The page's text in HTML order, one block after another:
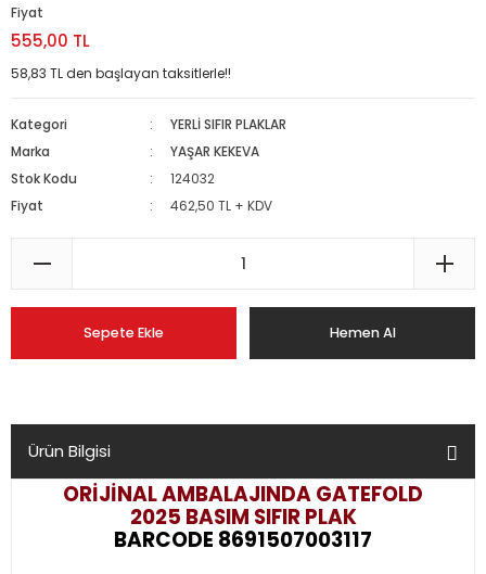
Fiyat
555,00 TL
58,83 TL den başlayan taksitlerle!!
Kategori
YERLİ SIFIR PLAKLAR
Marka
YAŞAR KEKEVA
Stok Kodu
124032
Fiyat
462,50 TL + KDV
Sepete Ekle Hemen Al
Ürün Bilgisi
ORİJİNAL AMBALAJINDA GATEFOLD
2025 BASIM SIFIR PLAK
BARCODE 8691507003117